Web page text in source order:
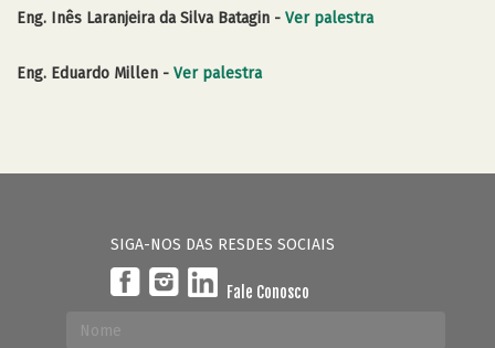
Eng. Inês Laranjeira da Silva Batagin - Ver palestra
Eng. Eduardo Millen - Ver palestra
SIGA-NOS DAS RESDES SOCIAIS
Fale Conosco